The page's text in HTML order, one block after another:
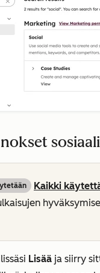
Kaikki
Lisää ja siirry